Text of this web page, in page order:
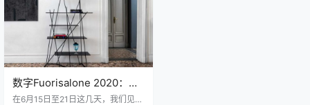
数字Fuorisalone 2020：可
持续发展，循环经济与技术
在6月15日至21日这几天，我们见证